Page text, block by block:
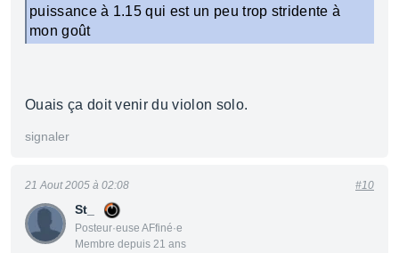
puissance à 1.15 qui est un peu trop stridente à
mon goût
Ouais ça doit venir du violon solo.
signaler
St_
Posteur·euse AFfiné·e
Membre depuis 21 ans
21 Aout 2005 à 02:08 #10